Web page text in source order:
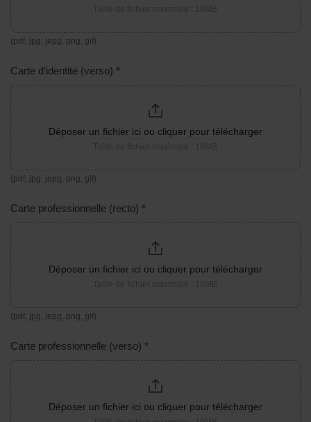
Taille de fichier maximale : 10MB
(pdf, jpg, jepg, png, gif)
Carte d’identité (verso) *
Déposer un fichier ici ou cliquer pour télécharger
Taille de fichier maximale : 10MB
(pdf, jpg, jepg, png, gif)
Carte professionnelle (recto) *
Déposer un fichier ici ou cliquer pour télécharger
Taille de fichier maximale : 10MB
(pdf, jpg, jepg, png, gif)
Carte professionnelle (verso) *
Déposer un fichier ici ou cliquer pour télécharger